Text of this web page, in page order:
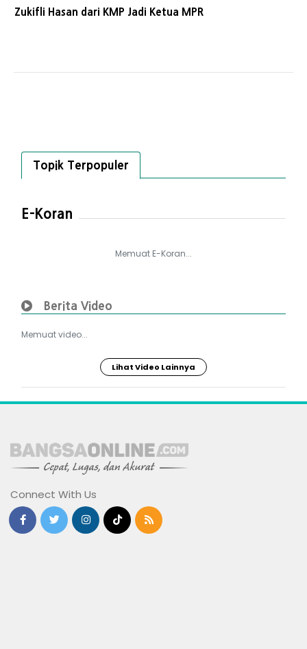
Zukifli Hasan dari KMP Jadi Ketua MPR
Topik Terpopuler
E-Koran
Memuat E-Koran...
Berita Video
Memuat video...
Lihat Video Lainnya
Connect With Us